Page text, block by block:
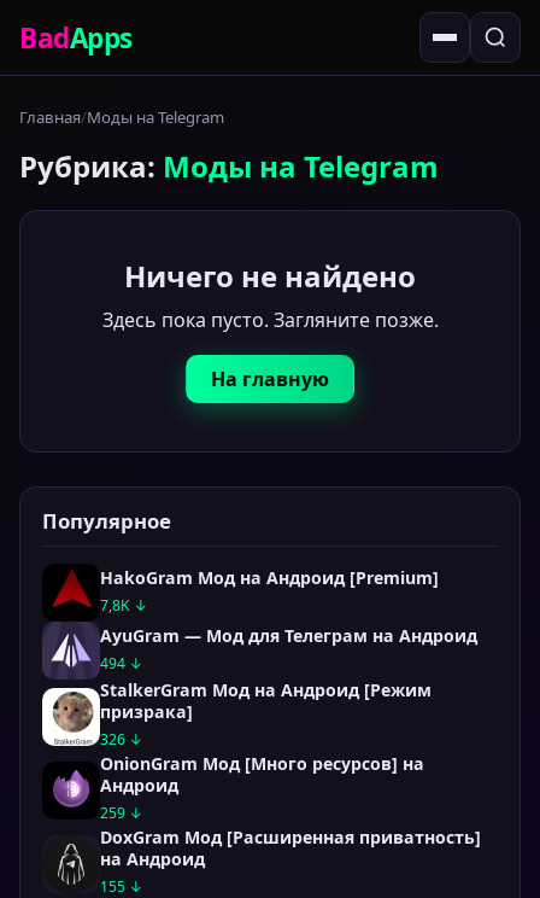
BadApps
Главная Моды на Telegram
Рубрика: Моды на Telegram
Ничего не найдено
Здесь пока пусто. Загляните позже.
На главную
Популярное
HakoGram Мод на Андроид [Premium]
7,8K ↓
AyuGram — Мод для Телеграм на Андроид
494 ↓
StalkerGram Мод на Андроид [Режим
призрака]
326 ↓
OnionGram Мод [Много ресурсов] на
Андроид
259 ↓
DoxGram Мод [Расширенная приватность]
на Андроид
155 ↓